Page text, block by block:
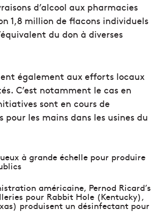
d’alcool aux pharmacies
1,8 million de flacons individuels
du don à diverses
également aux efforts locaux
C’est notamment le cas en
sont en cours de
les mains dans les usines du
à grande échelle pour produire
américaine, Pernod Ricard’s
pour Rabbit Hole (Kentucky),
produisent un désinfectant pour